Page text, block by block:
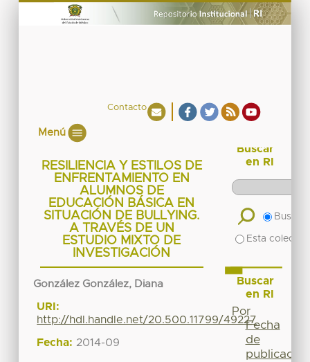
Contacto
Menú
RESILIENCIA Y ESTILOS DE
ENFRENTAMIENTO EN
ALUMNOS DE
EDUCACIÓN BÁSICA EN
SITUACIÓN DE BULLYING.
A TRAVÉS DE UN
ESTUDIO MIXTO DE
INVESTIGACIÓN
González González, Diana
URI:
http://hdl.handle.net/20.500.11799/49227
Fecha: 2014-09
Buscar
en RI
Buscar
Esta
Buscar
en RI
Por
Fecha
de
publicación